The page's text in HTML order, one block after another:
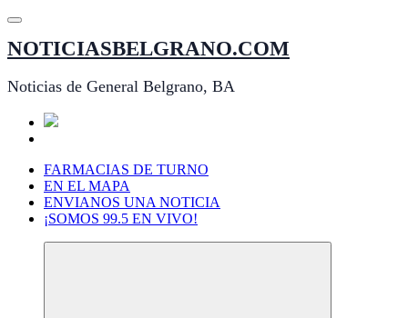
Saltar
contenido
NOTICIASBELGRANO.COM
Noticias de General Belgrano, BA
FARMACIAS DE TURNO
EN EL MAPA
ENVIANOS UNA NOTICIA
¡SOMOS 99.5 EN VIVO!